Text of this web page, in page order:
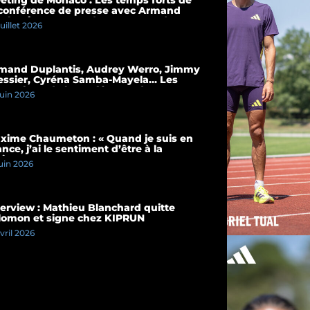
de presse avec Armand
et Cassandre Beaugrand
2026
Duplantis, Audrey Werro, Jimmy
Cyréna Samba-Mayela… Les
forts de la conférence de presse
de Paris 2026
2026
Chaumeton : « Quand je suis en
j’ai le sentiment d’être à la
»
2026
: Mathieu Blanchard quitte
et signe chez KIPRUN
2026